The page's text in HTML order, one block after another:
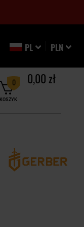
PLN
PL
KOSZYK
0 0,00 zł